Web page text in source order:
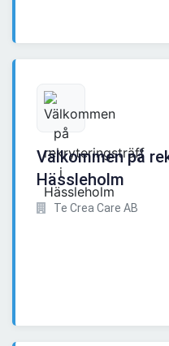
Välkommen på
Hässleholm
Te Crea Care AB